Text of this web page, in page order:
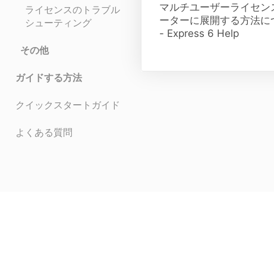
ライセンスのトラブル
シューティング
その他
ガイドする方法
クイックスタートガイド
よくある質問
マルチユーザーライセン
ーターに展開する方法に
- Express 6 Help